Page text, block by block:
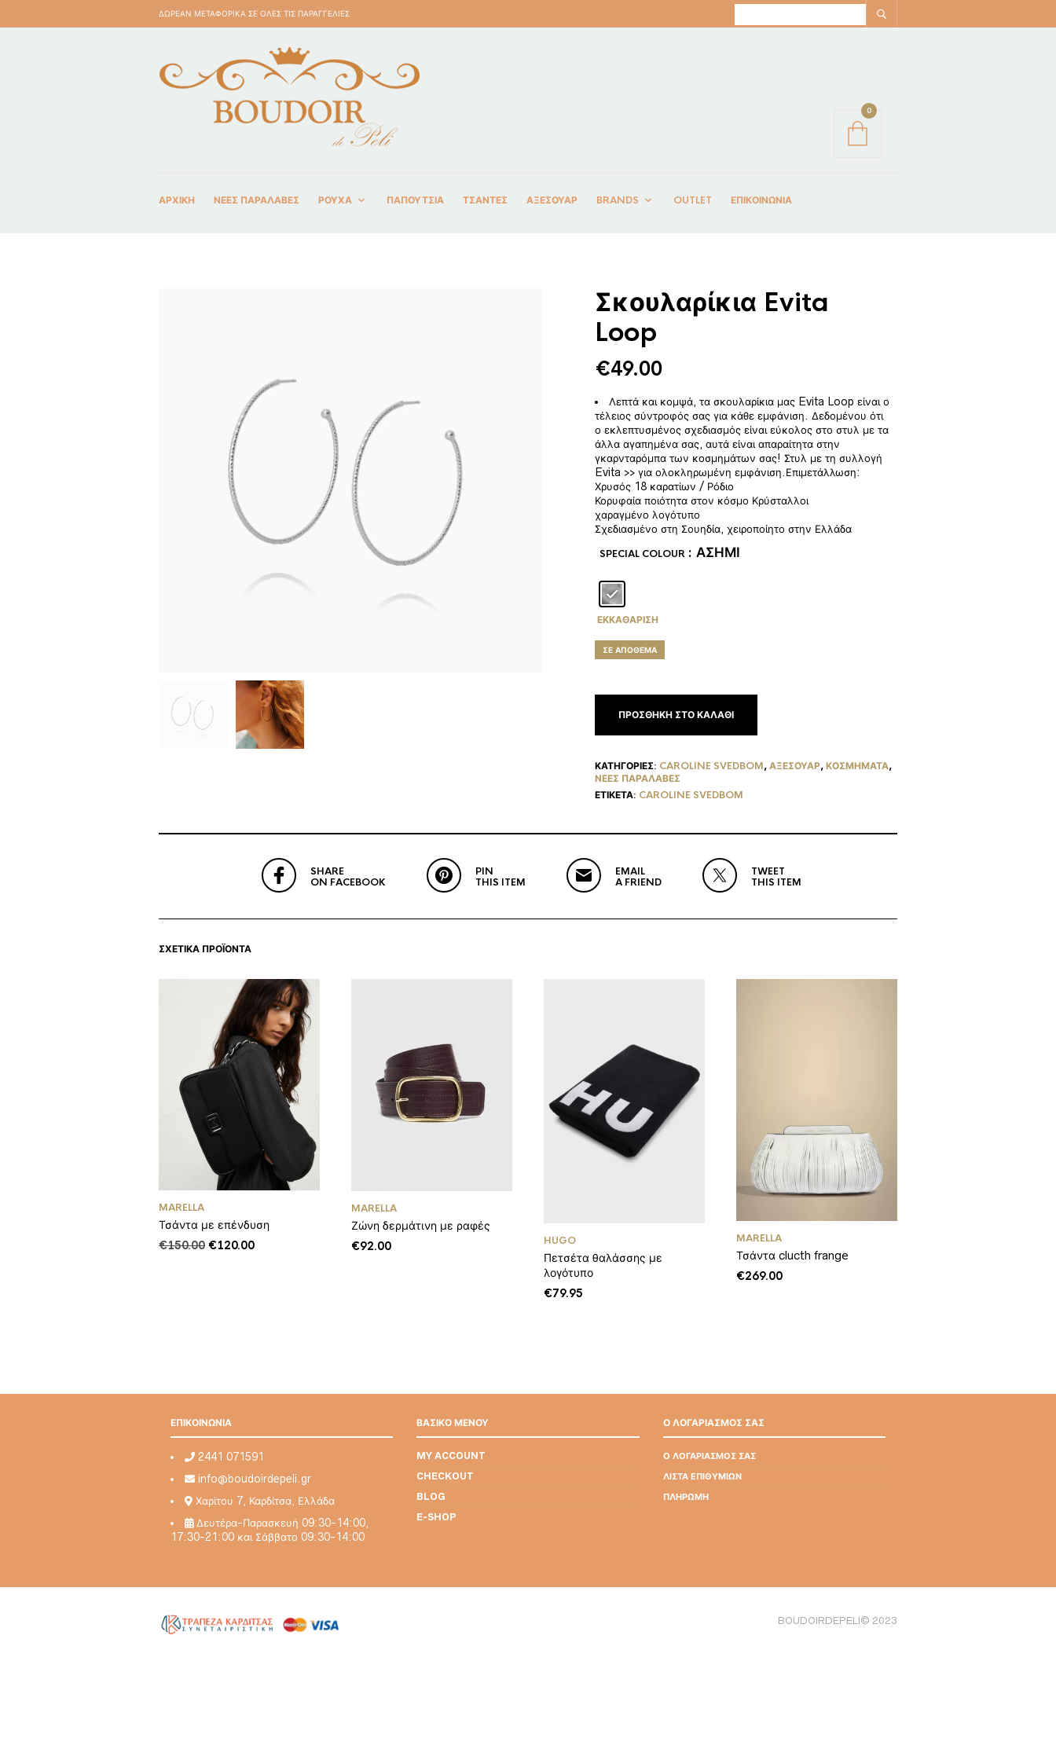
ΔΩΡΕΑΝ ΜΕΤΑΦΟΡΙΚΑ ΣΕ ΟΛΕΣ ΤΙΣ ΠΑΡΑΓΓΕΛΙΕΣ
ΑΡΧΙΚΗ ΝΈΕΣ ΠΑΡΑΛΑΒΈΣ ΡΟΥΧΑ ΠΑΠΟΥΤΣΙΑ ΤΣΑΝΤΕΣ ΑΞΕΣΟΥΑΡ BRANDS OUTLET ΕΠΙΚΟΙΝΩΝΙΑ
0
Σκουλαρίκια Evita
Loop
€49.00
Λεπτά και κομψά, τα σκουλαρίκια μας Evita Loop είναι ο
τέλειος σύντροφός σας για κάθε εμφάνιση. Δεδομένου ότι
ο εκλεπτυσμένος σχεδιασμός είναι εύκολος στο στυλ με τα
άλλα αγαπημένα σας, αυτά είναι απαραίτητα στην
γκαρνταρόμπα των κοσμημάτων σας! Στυλ με τη συλλογή
Evita >> για ολοκληρωμένη εμφάνιση.Επιμετάλλωση:
Χρυσός 18 καρατίων / Ρόδιο
Κορυφαία ποιότητα στον κόσμο Κρύσταλλοι
χαραγμένο λογότυπο
Σχεδιασμένο στη Σουηδία, χειροποίητο στην Ελλάδα
SPECIAL COLOUR : ΑΣΗΜΙ
ΕΚΚΑΘΆΡΙΣΗ
ΣΕ ΑΠΌΘΕΜΑ
ΠΡΟΣΘΉΚΗ ΣΤΟ ΚΑΛΆΘΙ
ΚΑΤΗΓΟΡΊΕΣ: CAROLINE SVEDBOM,ΑΞΕΣΟΥΑΡ,ΚΟΣΜΉΜΑΤΑ,
ΝΈΕΣ ΠΑΡΑΛΑΒΈΣ
ΕΤΙΚΈΤΑ: CAROLINE SVEDBOM
SHARE
ON FACEBOOK
PIN
THIS ITEM
EMAIL
A FRIEND
TWEET
THIS ITEM
ΣΧΕΤΙΚΆ ΠΡΟΪΌΝΤΑ
MARELLA
Τσάντα με επένδυση
€150.00 Original
€120.00Η
MARELLA
Ζώνη δερμάτινη με ραφές
€92.00 HUGO
Πετσέτα θαλάσσης με
λογότυπο
€79.95
MARELLA
Τσάντα clucth frange
€269.00
ΕΠΙΚΟΙΝΩΝΙΑ
2441 071591
info@boudoirdepeli.gr
Χαρίτου 7, Καρδίτσα, Ελλάδα
Δευτέρα-Παρασκευή 09:30-14:00,
17:30-21:00 και Σάββατο 09:30-14:00
ΒΑΣΙΚΟ ΜΕΝΟΥ
MY ACCOUNT
CHECKOUT
BLOG
E-SHOP
Ο ΛΟΓΑΡΙΑΣΜΟΣ ΣΑΣ
Ο ΛΟΓΑΡΙΑΣΜΌΣ ΣΑΣ
ΛΊΣΤΑ ΕΠΙΘΥΜΙΏΝ
ΠΛΗΡΩΜΉ
BOUDOIRDEPELI© 2023